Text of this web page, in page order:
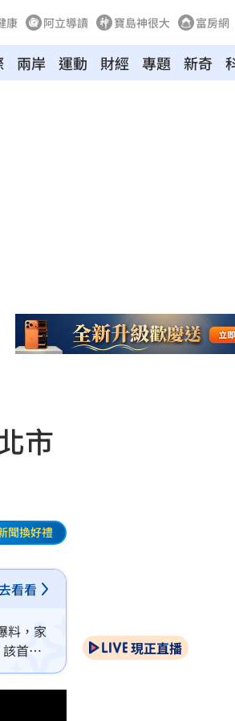
康 阿立導讀 寶島神很大 富房網
兩岸 運動 財經 專題 新奇
市
聞換好禮
看看
料，家
首歌
責怪幼
現正直播